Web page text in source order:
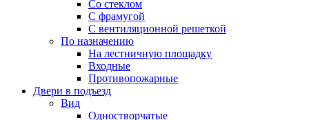
Со стеклом
С фрамугой
С вентиляционной решеткой
По назначению
На лестничную площадку
Входные
Противопожарные
Двери в подъезд
Вид
Одностворчатые